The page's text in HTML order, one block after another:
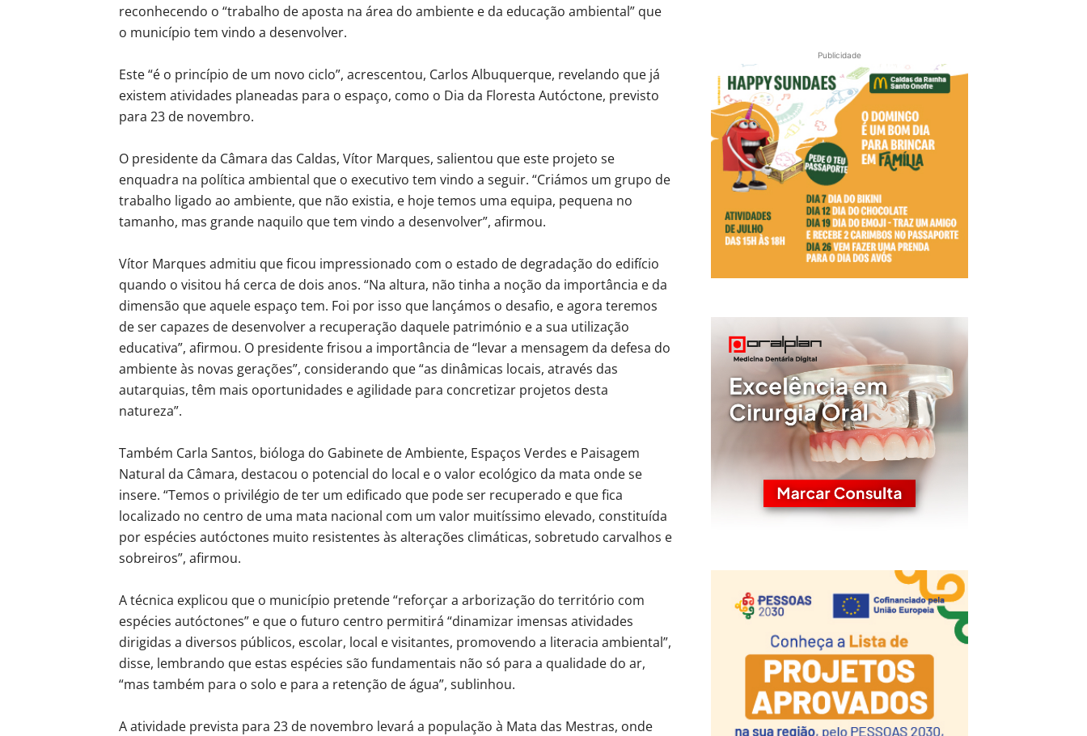
reconhecendo o “trabalho de aposta na área do ambiente e da educação ambiental” que
o município tem vindo a desenvolver.
Este “é o princípio de um novo ciclo”, acrescentou, Carlos Albuquerque, revelando que já
existem atividades planeadas para o espaço, como o Dia da Floresta Autóctone, previsto
para 23 de novembro.
O presidente da Câmara das Caldas, Vítor Marques, salientou que este projeto se
enquadra na política ambiental que o executivo tem vindo a seguir. “Criámos um grupo de
trabalho ligado ao ambiente, que não existia, e hoje temos uma equipa, pequena no
tamanho, mas grande naquilo que tem vindo a desenvolver”, afirmou.
Vítor Marques admitiu que ficou impressionado com o estado de degradação do edifício
quando o visitou há cerca de dois anos. “Na altura, não tinha a noção da importância e da
dimensão que aquele espaço tem. Foi por isso que lançámos o desafio, e agora teremos
de ser capazes de desenvolver a recuperação daquele património e a sua utilização
educativa”, afirmou. O presidente frisou a importância de “levar a mensagem da defesa do
ambiente às novas gerações”, considerando que “as dinâmicas locais, através das
autarquias, têm mais oportunidades e agilidade para concretizar projetos desta
natureza”.
Também Carla Santos, bióloga do Gabinete de Ambiente, Espaços Verdes e Paisagem
Natural da Câmara, destacou o potencial do local e o valor ecológico da mata onde se
insere. “Temos o privilégio de ter um edificado que pode ser recuperado e que fica
localizado no centro de uma mata nacional com um valor muitíssimo elevado, constituída
por espécies autóctones muito resistentes às alterações climáticas, sobretudo carvalhos e
sobreiros”, afirmou.
A técnica explicou que o município pretende “reforçar a arborização do território com
espécies autóctones” e que o futuro centro permitirá “dinamizar imensas atividades
dirigidas a diversos públicos, escolar, local e visitantes, promovendo a literacia ambiental”,
disse, lembrando que estas espécies são fundamentais não só para a qualidade do ar,
“mas também para o solo e para a retenção de água”, sublinhou.
A atividade prevista para 23 de novembro levará a população à Mata das Mestras, onde
Publicidade